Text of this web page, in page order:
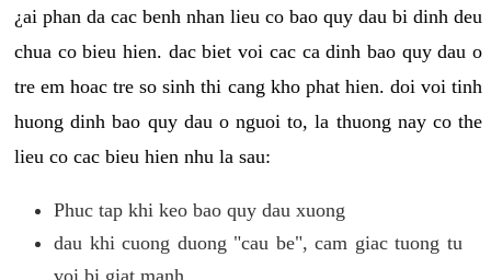
¿ai phan da cac benh nhan lieu co bao quy dau bi dinh deu
chua co bieu hien. dac biet voi cac ca dinh bao quy dau o
tre em hoac tre so sinh thi cang kho phat hien. doi voi tinh
huong dinh bao quy dau o nguoi to, la thuong nay co the
lieu co cac bieu hien nhu la sau:
Phuc tap khi keo bao quy dau xuong
dau khi cuong duong "cau be", cam giac tuong tu